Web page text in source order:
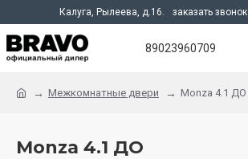
Калуга, Рылеева, д.16. заказать звонок
89023960709
Межкомнатные двери Monza 4.1 ДО
Monza 4.1 ДО